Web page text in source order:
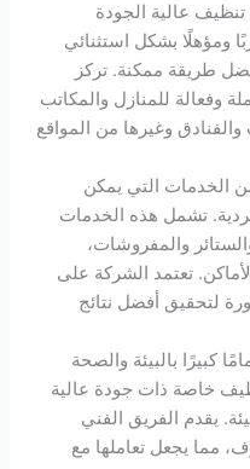
عالية الجودة
ومؤهلًا بشكل استثنائي
طريقة ممكنة. تركز
للمنازل والمكاتب
وغيرها من المواقع
الخدمات التي يمكن
تشمل هذه الخدمات
والمفروشات،
تعتمد الشركة على
لتحقيق أفضل نتائج
كبيرًا بالبيئة والصحة
خاصة ذات جودة عالية
يقدم الفريق الفني
مما يجعل تعاملها مع